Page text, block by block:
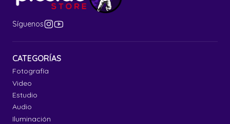
Síguenos
CATEGORÍAS
Fotografía
Video
Estudio
Audio
Iluminación